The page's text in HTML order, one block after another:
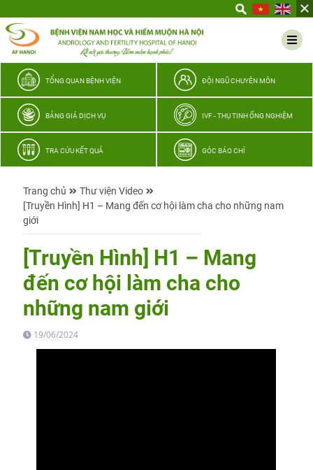
thương
TỔNG QUAN BỆNH VIỆN ĐỘI NGŨ CHUYÊN MÔN
BẢNG GIÁ DỊCH VỤ IVF - THỤ TINH ỐNG NGHIỆM
TRA CỨU KẾT QUẢ GÓC BÁO CHÍ
Trang chủ
Thư viện Video
[Truyền Hình] H1 – Mang đến cơ hội làm cha cho những nam
giới
[Truyền Hình] H1 – Mang
đến cơ hội làm cha cho
những nam giới
19/06/2024